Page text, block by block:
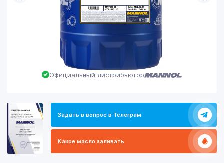
Официальный дистрибьютор
Задать в вопрос в Телеграм
Какое масло заливать